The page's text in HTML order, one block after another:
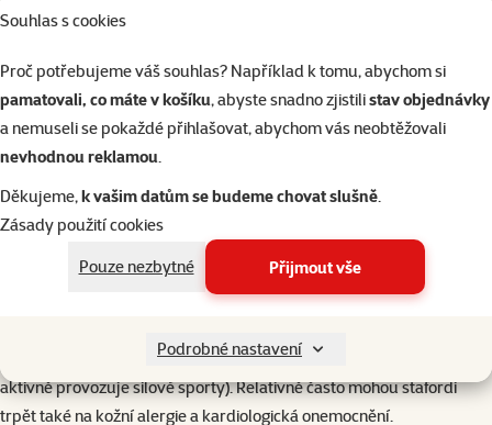
Souhlas s cookies
Proč potřebujeme váš souhlas? Například k tomu, abychom si
pamatovali, co máte v košíku, abyste snadno zjistilistav objednávky
a nemuseli se pokaždé přihlašovat, abychom vás neobtěžovali
nevhodnou reklamou.
Děkujeme,k vašim datům se budeme chovat slušně.
Zásady použití cookies
Pouze nezbytné
Přijmout vše
Podrobné nastavení
Srst a zbarvení
Přípustné je jakékoliv zbarvení, ideální je maximálně 80 % bílé
barvy, setkat se často můžeme s hnědo-bílou, žíhanou s bílou,
plavou s bílou nebo černobílou. Péče o srst není složitá, protože
postačí jednou za dva týdny projet gumovým kartáčem pro udržení
Americký stafordšírský teriér je poměrně těžké a dobře osvalené
ruptury předního zkříženého kolenního vazu (zejména pokud pes
aktivně provozuje silové sporty). Relativně často mohou stafordi
trpět také na kožní alergie a kardiologická onemocnění.